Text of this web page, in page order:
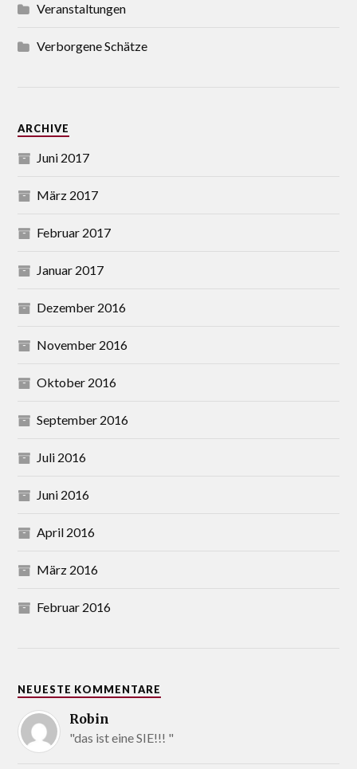
Veranstaltungen
Verborgene Schätze
ARCHIVE
Juni 2017
März 2017
Februar 2017
Januar 2017
Dezember 2016
November 2016
Oktober 2016
September 2016
Juli 2016
Juni 2016
April 2016
März 2016
Februar 2016
NEUESTE KOMMENTARE
Robin
"das ist eine SIE!!! "